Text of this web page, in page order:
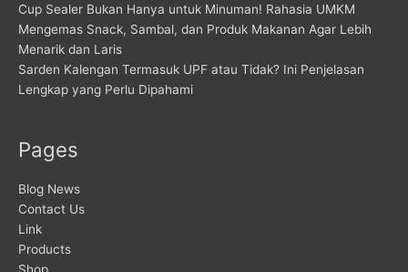
Cup Sealer Bukan Hanya untuk Minuman! Rahasia UMKM
Mengemas Snack, Sambal, dan Produk Makanan Agar Lebih
Menarik dan Laris
Sarden Kalengan Termasuk UPF atau Tidak? Ini Penjelasan
Lengkap yang Perlu Dipahami
Pages
Blog News
Contact Us
Link
Products
Shop